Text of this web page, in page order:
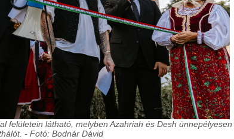
felületein látható, melyben Azahriah és Desh ünnepélyesen
- Fotó: Bodnár Dávid